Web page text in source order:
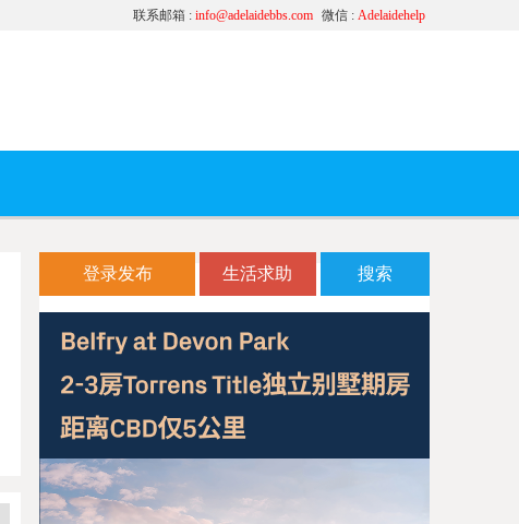
微信 : Adelaidehelp
联系邮箱 : info@adelaidebbs.com
登录发布 生活求助 搜索